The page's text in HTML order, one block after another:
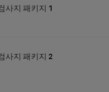
사지 패키지 1
사지 패키지 2